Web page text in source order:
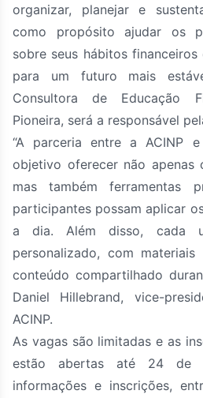
organizar, planejar e
como propósito ajudar os
sobre seus hábitos
para um futuro mais
Consultora de Educação
Pioneira, será a responsável
“A parceria entre a ACINP
objetivo oferecer não apenas
mas também ferramentas
participantes possam aplicar
a dia. Além disso, cada
personalizado, com
conteúdo compartilhado
Daniel Hillebrand, vice-
ACINP.
As vagas são limitadas e as
estão abertas até 24 de
informações e inscrições,